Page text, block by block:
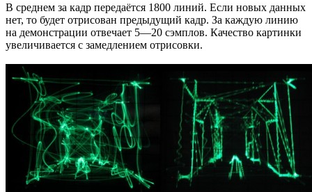
В среднем за кадр передаётся 1800 линий. Если новых данных
нет, то будет отрисован предыдущий кадр. За каждую линию
на демонстрации отвечает 5—20 сэмплов. Качество картинки
увеличивается с замедлением отрисовки.